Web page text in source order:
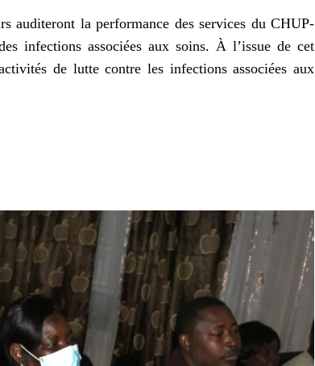
auditeront la performance des services du CHUP-
infections associées aux soins. À l’issue de cet
de lutte contre les infections associées aux